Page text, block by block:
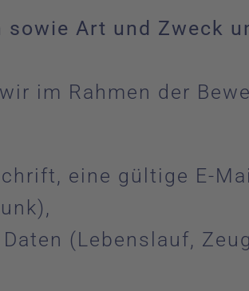
Art und Zweck
im Rahmen der
eine gültige E-
(Lebenslauf,